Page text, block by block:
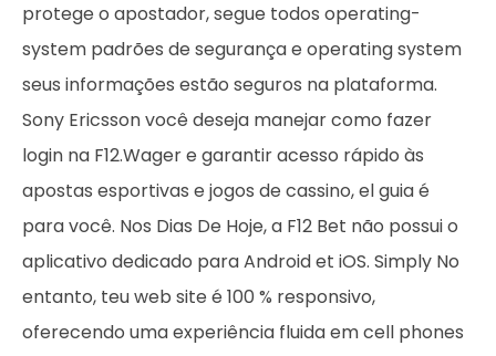
protege o apostador, segue todos operating-
system padrões de segurança e operating system
seus informações estão seguros na plataforma.
Sony Ericsson você deseja manejar como fazer
login na F12.Wager e garantir acesso rápido às
apostas esportivas e jogos de cassino, el guia é
para você. Nos Dias De Hoje, a F12 Bet não possui o
aplicativo dedicado para Android et iOS. Simply No
entanto, teu web site é 100 % responsivo,
oferecendo uma experiência fluida em cell phones